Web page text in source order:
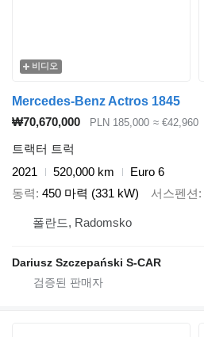
비디오
Mercedes-Benz Actros 1845
₩70,670,000
PLN 185,000 ≈ €42,960
트랙터 트럭
2021
520,000 km
Euro 6
동력 450 마력 (331 kW) 서스펜션
폴란드, Radomsko
Dariusz Szczepański S-CAR